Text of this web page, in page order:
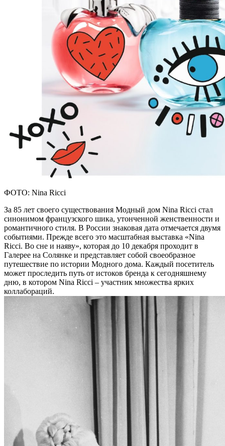
ФОТО: Nina Ricci
За 85 лет своего существования Модный дом Nina Ricci стал
синонимом французского шика, утонченной женственности и
романтичного стиля. В России знаковая дата отмечается двумя
событиями. Прежде всего это масштабная выставка «Nina
Ricci. Во сне и наяву», которая до 10 декабря проходит в
Галерее на Солянке и представляет собой своеобразное
путешествие по истории Модного дома. Каждый посетитель
может проследить путь от истоков бренда к сегодняшнему
дню, в котором Nina Ricci – участник множества ярких
коллабораций.